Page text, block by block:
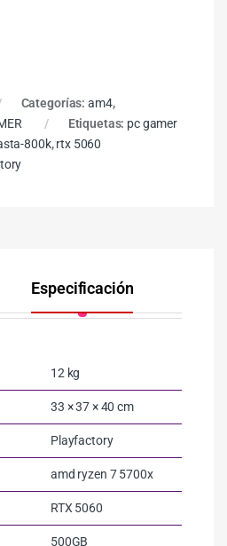
Categorías: am4,
Etiquetas: pc gamer
800k,rtx 5060
Especificación
12 kg
33 × 37 × 40 cm
Playfactory
amd ryzen 7 5700x
RTX 5060
500GB